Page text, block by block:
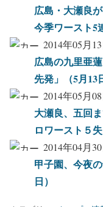
広島・大瀬良
今季ワースト5
2014年05月
広島の九里亜
先発」（5月13
2014年05月
大瀬良、五回
ロワースト５
2014年04月
甲子園、今夜
日）